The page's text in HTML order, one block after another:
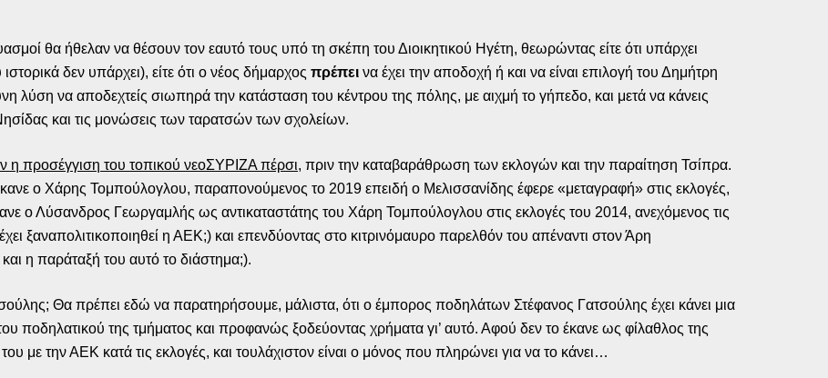
θα ήθελαν να θέσουν τον εαυτό τους υπό τη σκέπη του Διοικητικού Ηγέτη, θεωρώντας είτε ότι υπάρχει
δεν υπάρχει), είτε ότι ο νέος δήμαρχος πρέπει να έχει την αποδοχή ή και να είναι επιλογή του Δημήτρη
λύση να αποδεχτείς σιωπηρά την κατάσταση του κέντρου της πόλης, με αιχμή το γήπεδο, και μετά να κάνεις
και τις μονώσεις των ταρατσών των σχολείων.
η προσέγγιση του τοπικού νεοΣΥΡΙΖΑ πέρσι, πριν την καταβαράθρωση των εκλογών και την παραίτηση Τσίπρα.
ο Χάρης Τομπούλογλου, παραπονούμενος το 2019 επειδή ο Μελισσανίδης έφερε «μεταγραφή» στις εκλογές,
ο Λύσανδρος Γεωργαμλής ως αντικαταστάτης του Χάρη Τομπούλογλου στις εκλογές του 2014, ανεχόμενος τις
ξαναπολιτικοποιηθεί η ΑΕΚ;) και επενδύοντας στο κιτρινόμαυρο παρελθόν του απέναντι στον Άρη
η παράταξή του αυτό το διάστημα;).
Θα πρέπει εδώ να παρατηρήσουμε, μάλιστα, ότι ο έμπορος ποδηλάτων Στέφανος Γατσούλης έχει κάνει μια
ποδηλατικού της τμήματος και προφανώς ξοδεύοντας χρήματα γι’ αυτό. Αφού δεν το έκανε ως φίλαθλος της
με την ΑΕΚ κατά τις εκλογές, και τουλάχιστον είναι ο μόνος που πληρώνει για να το κάνει…